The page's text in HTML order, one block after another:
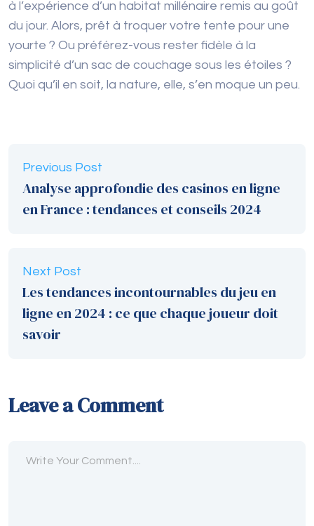
à l’expérience d’un habitat millénaire remis au goût
du jour. Alors, prêt à troquer votre tente pour une
yourte ? Ou préférez-vous rester fidèle à la
simplicité d’un sac de couchage sous les étoiles ?
Quoi qu’il en soit, la nature, elle, s’en moque un peu.
Previous Post
Analyse approfondie des casinos en ligne
en France : tendances et conseils 2024
Next Post
Les tendances incontournables du jeu en
ligne en 2024 : ce que chaque joueur doit
savoir
Leave a Comment